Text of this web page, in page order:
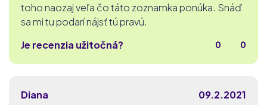
toho naozaj veľa čo táto zoznamka ponúka. Snáď
sa mi tu podarí nájsť tú pravú.
Je recenzia užitočná?
0 0
Diana
09.2.2021